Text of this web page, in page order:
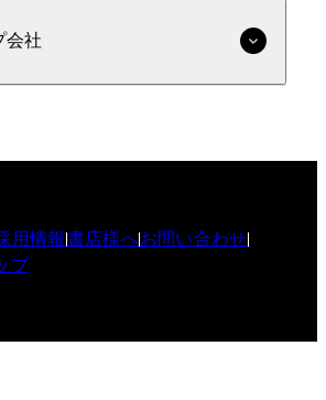
会社
用情報書店様へお問い合わせ
プ